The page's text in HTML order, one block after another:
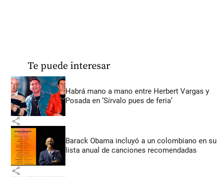
Te puede interesar
Habrá mano a mano entre Herbert Vargas y
Posada en ‘Sírvalo pues de feria’
share
Barack Obama incluyó a un colombiano en su
lista anual de canciones recomendadas
share